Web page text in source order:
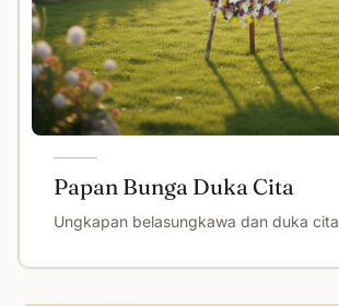
Papan Bunga Duka Cita
Ungkapan belasungkawa dan duka cita